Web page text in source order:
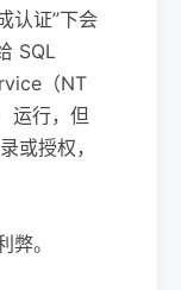
认证”下会
SQL
（NT
运行，但
或授权，
。